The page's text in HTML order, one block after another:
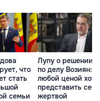
что
стать
семьи
Лупу о решении
по делу Возиян:
любой ценой
представить себя
жертвой